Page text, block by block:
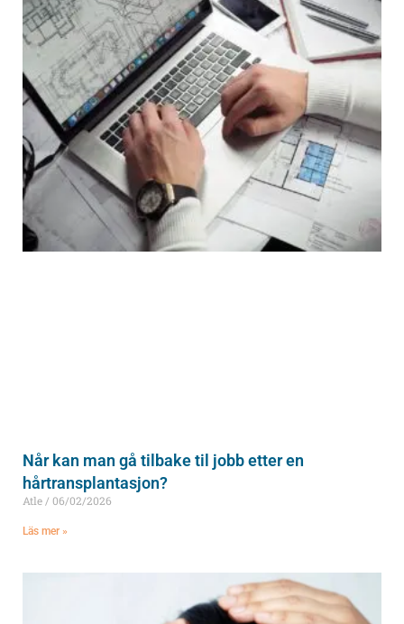
Når kan man gå tilbake til jobb etter en
hårtransplantasjon?
Atle 06/02/2026
Läs mer »